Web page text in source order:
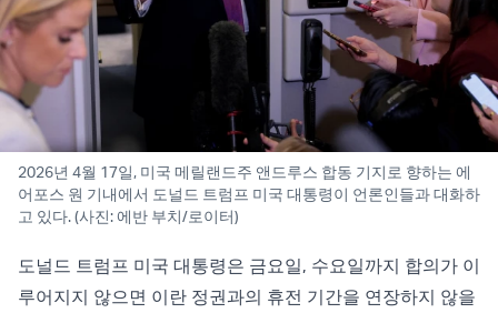
2026년 4월 17일, 미국 메릴랜드주 앤드루스 합동 기지로 향하는 에
어포스 원 기내에서 도널드 트럼프 미국 대통령이 언론인들과 대화하
고 있다. (사진: 에반 부치/로이터)
도널드 트럼프 미국 대통령은 금요일, 수요일까지 합의가 이
루어지지 않으면 이란 정권과의 휴전 기간을 연장하지 않을